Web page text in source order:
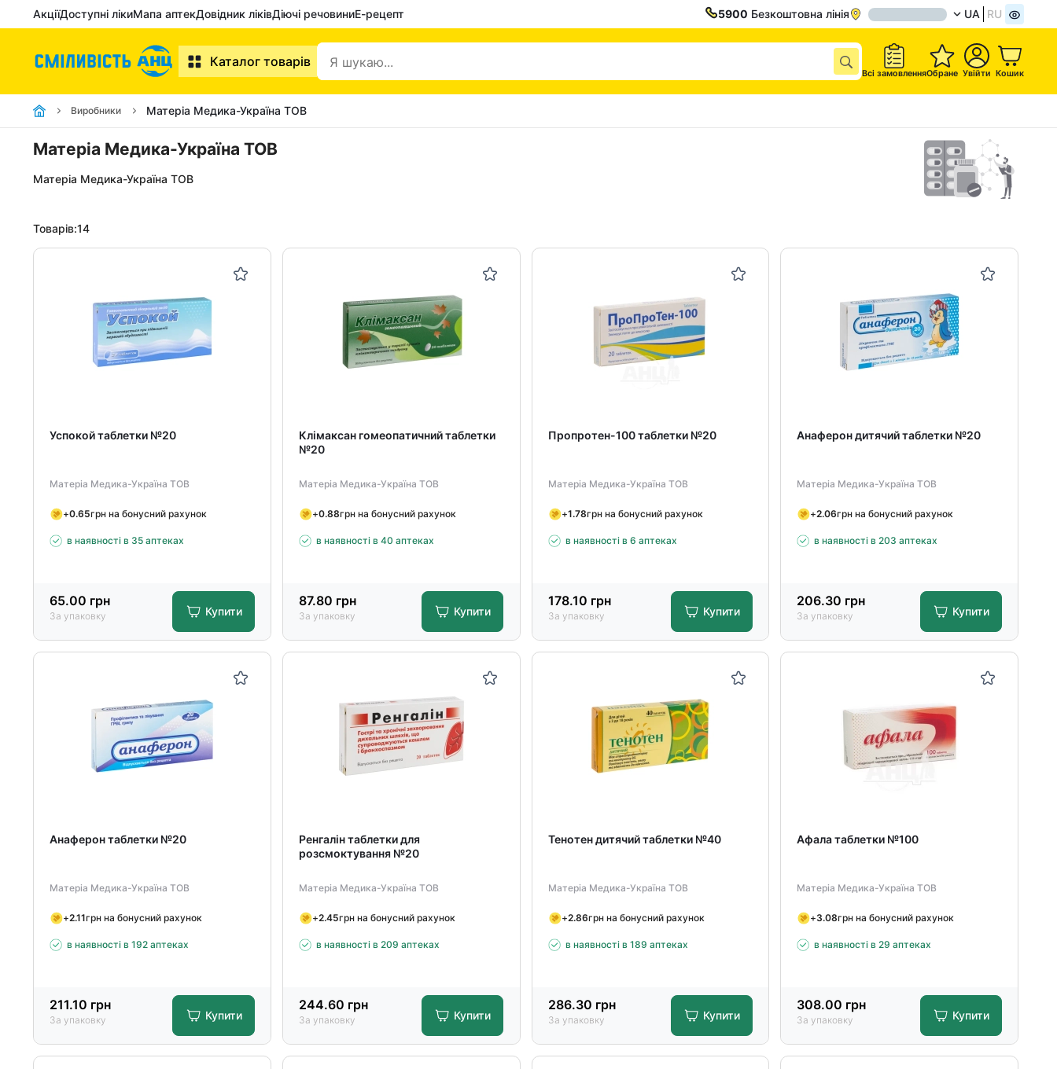
АкціїДоступні лікиМапа аптекДовідник ліківДіючі речовиниЕ-рецепт 5900 Безкоштовна лінія UA RU
Каталог товарів
Всі замовленняОбране Увійти Кошик
Виробники Матеріа Медика-Україна ТОВ
Матеріа Медика-Україна ТОВ
Матеріа Медика-Україна ТОВ
Товарів:14
Успокой таблетки №20
Матеріа Медика-Україна ТОВ
+0.65грн на бонусний рахунок
в наявності в 35 аптеках
65.00 грн
За упаковку Купити
Клімаксан гомеопатичний таблетки
№20
Матеріа Медика-Україна ТОВ
+0.88грн на бонусний рахунок
в наявності в 40 аптеках
87.80 грн
За упаковку Купити
Пропротен-100 таблетки №20
Матеріа Медика-Україна ТОВ
+1.78грн на бонусний рахунок
в наявності в 6 аптеках
178.10 грн
За упаковку Купити
Анаферон дитячий таблетки №20
Матеріа Медика-Україна ТОВ
+2.06грн на бонусний рахунок
в наявності в 203 аптеках
206.30 грн
За упаковку Купити
Анаферон таблетки №20
Матеріа Медика-Україна ТОВ
+2.11грн на бонусний рахунок
в наявності в 192 аптеках
211.10 грн
За упаковку Купити
Ренгалін таблетки для
розсмоктування №20
Матеріа Медика-Україна ТОВ
+2.45грн на бонусний рахунок
в наявності в 209 аптеках
244.60 грн
За упаковку Купити
Тенотен дитячий таблетки №40
Матеріа Медика-Україна ТОВ
+2.86грн на бонусний рахунок
в наявності в 189 аптеках
286.30 грн
За упаковку Купити
Афала таблетки №100
Матеріа Медика-Україна ТОВ
+3.08грн на бонусний рахунок
в наявності в 29 аптеках
308.00 грн
За упаковку Купити